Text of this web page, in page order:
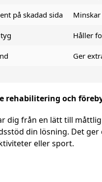
på skadad sida
Håller
Ger
rehabilitering och
dig från en lätt till
din lösning. Det
eller sport.